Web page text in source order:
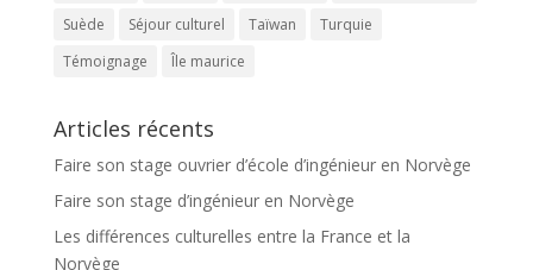
Suède
Séjour culturel Taïwan
Turquie
Témoignage
Île maurice
Articles récents
Faire son stage ouvrier d’école d’ingénieur en Norvège
Faire son stage d’ingénieur en Norvège
Les différences culturelles entre la France et la
Norvège